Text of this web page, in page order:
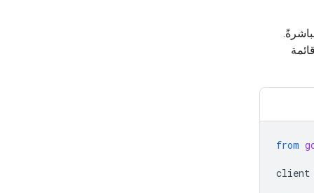
from
client